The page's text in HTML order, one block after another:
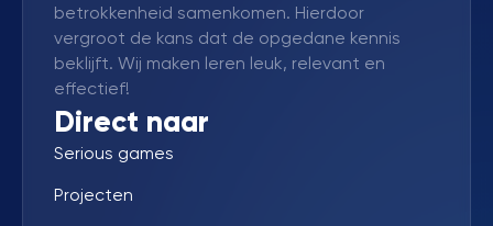
betrokkenheid samenkomen. Hierdoor
vergroot de kans dat de opgedane kennis
beklijft. Wij maken leren leuk, relevant en
effectief!
Direct naar
Serious games
Projecten